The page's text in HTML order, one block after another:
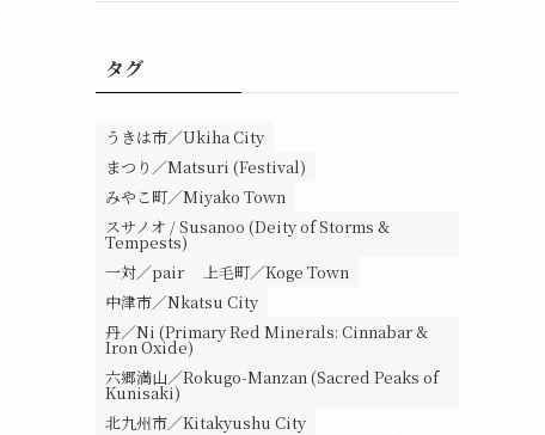
タグ
うきは市／Ukiha City
まつり／Matsuri (Festival)
みやこ町／Miyako Town
スサノオ / Susanoo (Deity of Storms &
Tempests)
一対／pair
上毛町／Koge Town
中津市／Nkatsu City
丹／Ni (Primary Red Minerals: Cinnabar &
Iron Oxide)
六郷満山／Rokugo-Manzan (Sacred Peaks of
Kunisaki)
北九州市／Kitakyushu City